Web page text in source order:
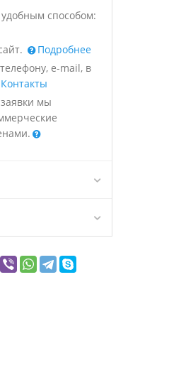
способом:
Подробнее
e-mail, в
мы